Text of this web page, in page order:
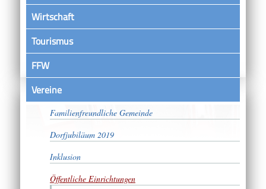
Wirtschaft
Tourismus
FFW
VereineBürgerschaftliches Engagement
Familienfreundliche Gemeinde
Dorfjubiläum 2019
Inklusion
Öffentliche Einrichtungen